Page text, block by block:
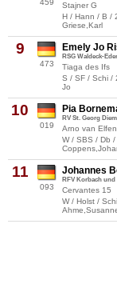
459
Stajner G
H / Hann / B /
Griese,Karl
9
473
Emely Jo
RSG Waldeck-
Tiaga des Ifs
S / SF / Schi /
Jo
10
019
Pia
RV St. Georg
Arno van
W / SBS / Db
11
093
Johannes
RFV Korbach und
Cervantes 15
W / Holst /